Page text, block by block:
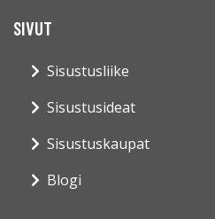
SIVUT
Sisustusliike
Sisustusideat
Sisustuskaupat
Blogi